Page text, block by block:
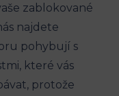
zablokované
najdete
pohybují s
které vás
protože